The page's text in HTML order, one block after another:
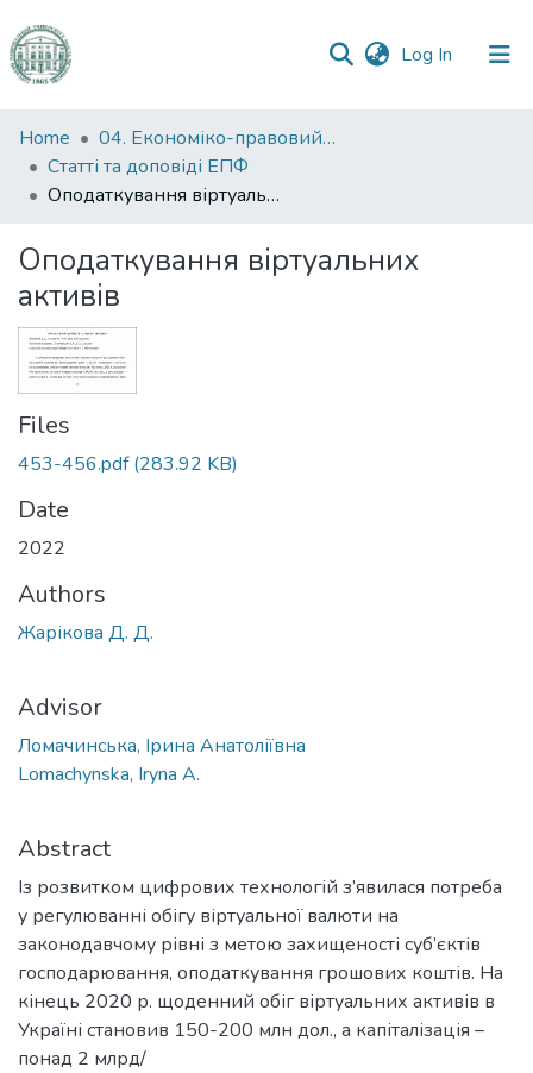
Log In (current)
Communities
&
Collections
Statistics
Home
04. Економіко-правовий факультет
Статті та доповіді ЕПФ
Оподаткування віртуальних активів
Оподаткування віртуальних
активів
Files
453-456.pdf(283.92 KB)
Date
2022
Authors
Жарікова Д. Д.
Advisor
Ломачинська, Ірина Анатоліївна
Lomachynska, Iryna A.
Abstract
Із розвитком цифрових технологій з’явилася потреба
у регулюванні обігу віртуальної валюти на
законодавчому рівні з метою захищеності суб’єктів
господарювання, оподаткування грошових коштів. На
кінець 2020 р. щоденний обіг віртуальних активів в
Україні становив 150-200 млн дол., а капіталізація –
понад 2 млрд/